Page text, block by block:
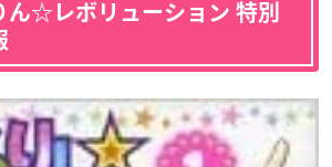
ん☆レボリューション 特別